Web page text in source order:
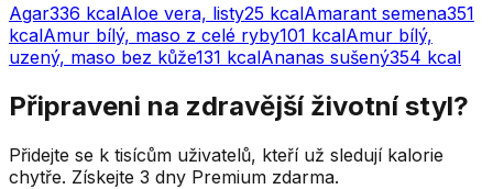
Agar336 kcalAloe vera, listy25 kcalAmarant semena351
kcalAmur bílý, maso z celé ryby101 kcalAmur bílý,
uzený, maso bez kůže131 kcalAnanas sušený354 kcal
Připraveni na zdravější životní styl?
Přidejte se k tisícům uživatelů, kteří už sledují kalorie
chytře. Získejte 3 dny Premium zdarma.